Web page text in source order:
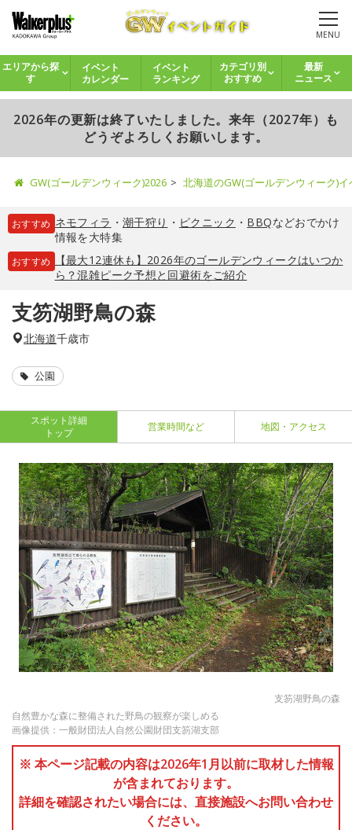
MENU
エリアから探
す
イベント
カレンダー
イベント
ランキング
カテゴリ別
おすすめ
最新
ニュース
2026年の更新は終了いたしました。来年（2027年）も
どうぞよろしくお願いします。
GW(ゴールデンウィーク)2026 北海道のGW(ゴールデンウィーク)
おすすめ ネモフィラ ・ 潮干狩り ・ ピクニック ・ BBQなどおでかけ
情報を大特集
おすすめ
【最大12連休も】2026年のゴールデンウィークはいつか
ら？混雑ピーク予想と回避術をご紹介
支笏湖野鳥の森
北海道千歳市
公園
スポット詳細
トップ
営業時間など 地図・アクセス
支笏湖野鳥の森
自然豊かな森に整備された野鳥の観察が楽しめる
画像提供：一般財団法人自然公園財団支笏湖支部
※ 本ページ記載の内容は2026年1月以前に取材した情報
が含まれております。
詳細を確認されたい場合には、直接施設へお問い合わせ
ください。